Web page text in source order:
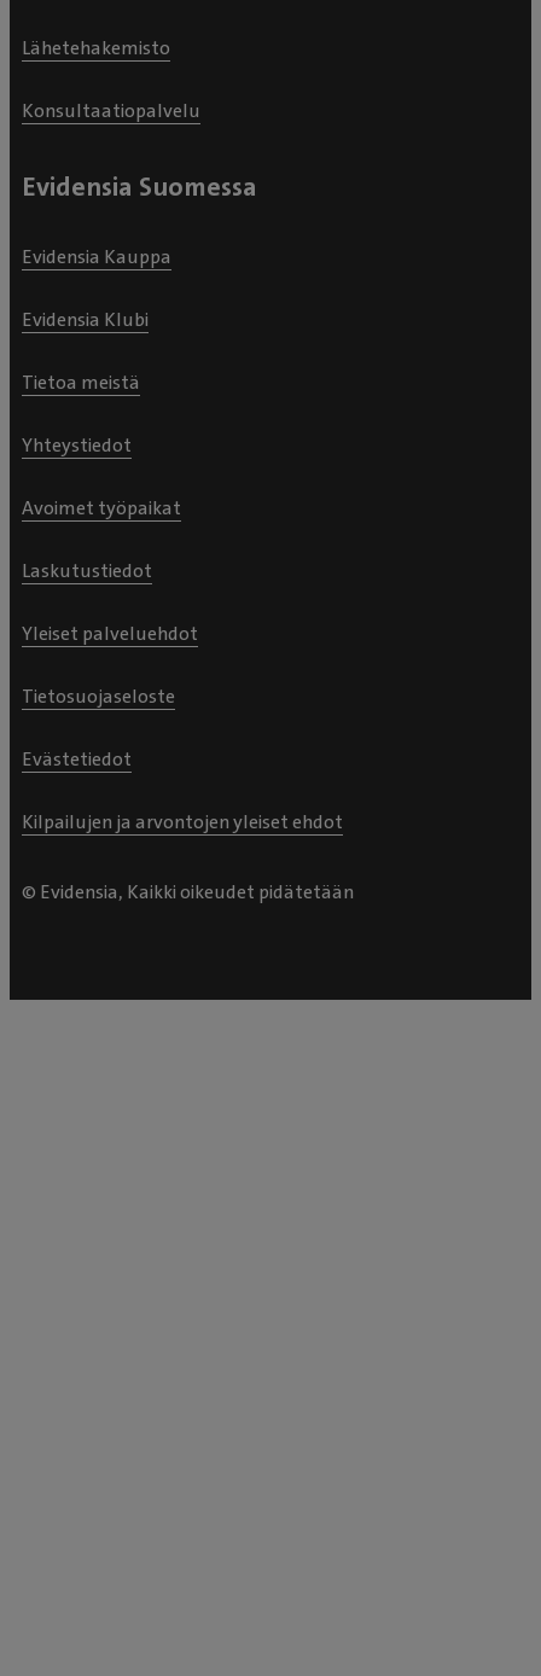
Lähetehakemisto
Konsultaatiopalvelu
Evidensia Suomessa
Evidensia Kauppa
Evidensia Klubi
Tietoa meistä
Yhteystiedot
Avoimet työpaikat
Laskutustiedot
Yleiset palveluehdot
Tietosuojaseloste
Evästetiedot
Kilpailujen ja arvontojen yleiset ehdot
© Evidensia, Kaikki oikeudet pidätetään